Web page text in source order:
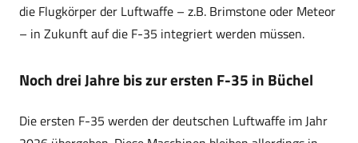
die Flugkörper der Luftwaffe – z.B. Brimstone oder Meteor
– in Zukunft auf die F-35 integriert werden müssen.
Noch drei Jahre bis zur ersten F-35 in Büchel
Die ersten F-35 werden der deutschen Luftwaffe im Jahr